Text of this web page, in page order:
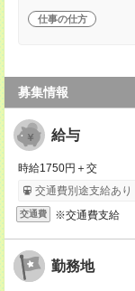
仕事の仕方
募集情報
給与
時給1750円＋交
交通費別途支給あり
交通費 ※交通費支給
勤務地